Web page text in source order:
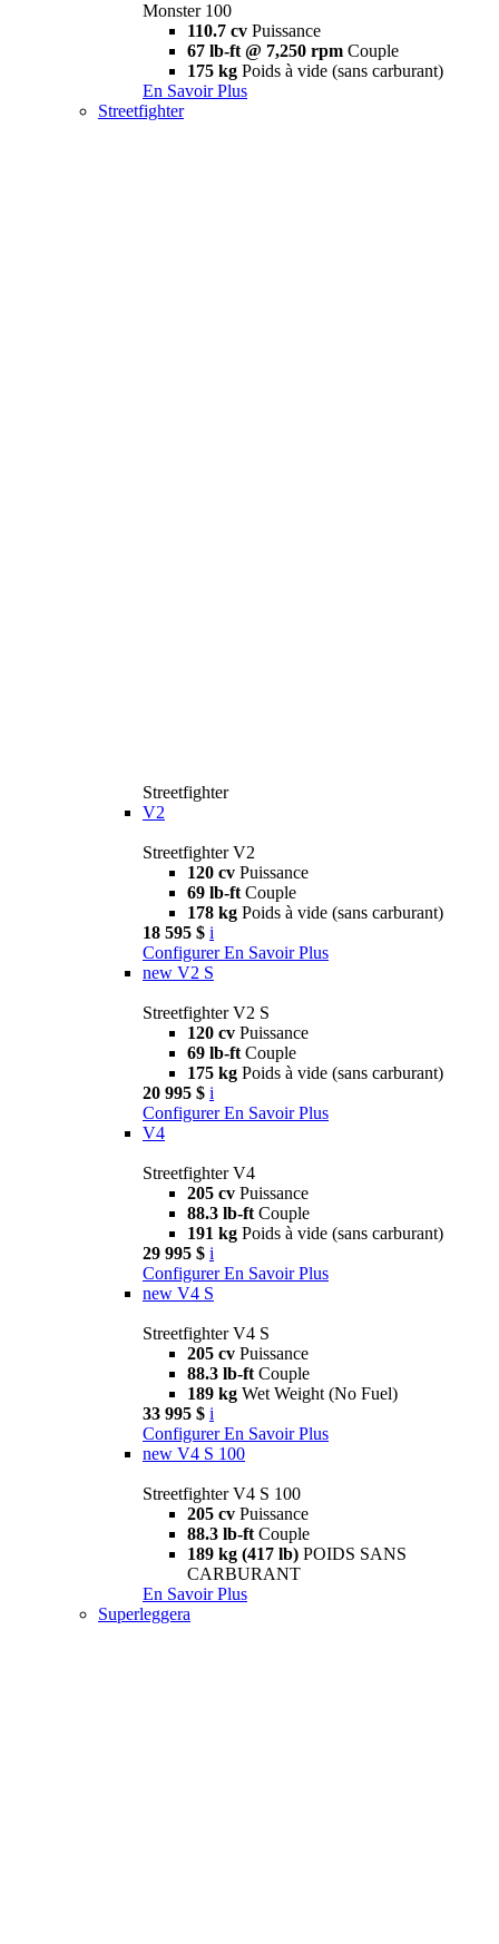
Monster 100
110.7 cv Puissance
67 lb-ft @ 7,250 rpm Couple
175 kg Poids à vide (sans carburant)
En Savoir Plus
Streetfighter
Streetfighter
V2
Streetfighter V2
120 cv Puissance
69 lb-ft Couple
178 kg Poids à vide (sans carburant)
18 595 $ i
Configurer En Savoir Plus
new V2 S
Streetfighter V2 S
120 cv Puissance
69 lb-ft Couple
175 kg Poids à vide (sans carburant)
20 995 $ i
Configurer En Savoir Plus
V4
Streetfighter V4
205 cv Puissance
88.3 lb-ft Couple
191 kg Poids à vide (sans carburant)
29 995 $ i
Configurer En Savoir Plus
new V4 S
Streetfighter V4 S
205 cv Puissance
88.3 lb-ft Couple
189 kg Wet Weight (No Fuel)
33 995 $ i
Configurer En Savoir Plus
new V4 S 100
Streetfighter V4 S 100
205 cv Puissance
88.3 lb-ft Couple
189 kg (417 lb) POIDS SANS
CARBURANT
En Savoir Plus
Superleggera